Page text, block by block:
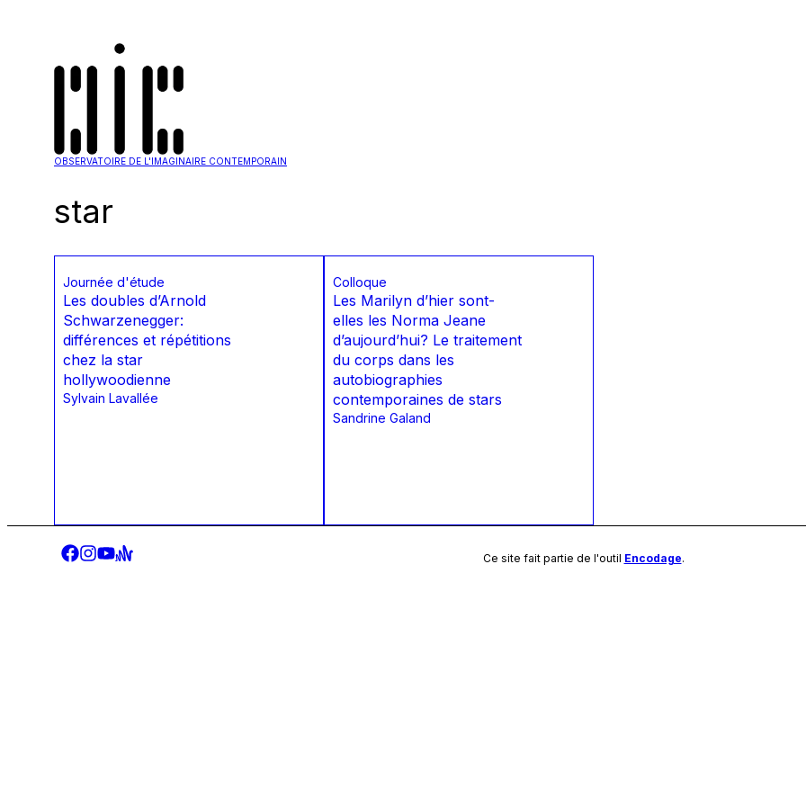
OBSERVATOIRE DE L'IMAGINAIRE CONTEMPORAIN
star
Journée d'étude
Les doubles d’Arnold
Schwarzenegger:
différences et répétitions
chez la star
hollywoodienne
Sylvain Lavallée
Colloque
Les Marilyn d’hier sont-
elles les Norma Jeane
d’aujourd’hui? Le traitement
du corps dans les
autobiographies
contemporaines de stars
Sandrine Galand
Ce site fait partie de l'outil Encodage.